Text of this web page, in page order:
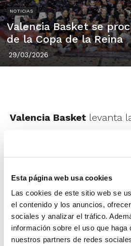
Esta página web usa cookies
Las cookies de este sitio web se
el contenido y los anuncios,
sociales y analizar el tráfico.
información sobre el uso que haga
nuestros partners de redes
NOTICIAS
Valencia Basket se
de la Copa de la Reina
29/03/2026
Valencia Basket levanta
en su palmarés. El
encontrar poco a poco su
una segunda parte muy
permitió llevarse el triunfo
Global Jairis (70-65).